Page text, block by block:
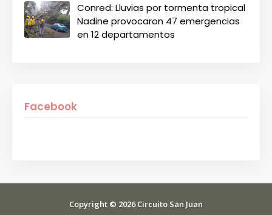
Conred: Lluvias por tormenta tropical
Nadine provocaron 47 emergencias
en 12 departamentos
Facebook
Copyright © 2026Circuito San Juan